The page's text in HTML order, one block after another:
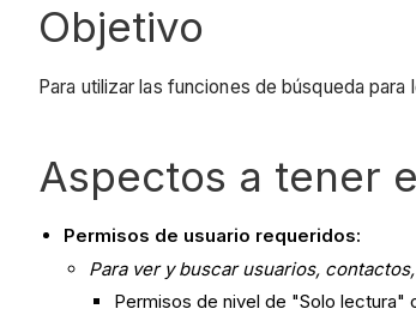
Objetivo
Para utilizar las funciones de búsqueda
Aspectos a tener
Permisos de usuario requeridos:
Para ver y buscar usuarios,
Permisos de nivel de "Solo lectura"